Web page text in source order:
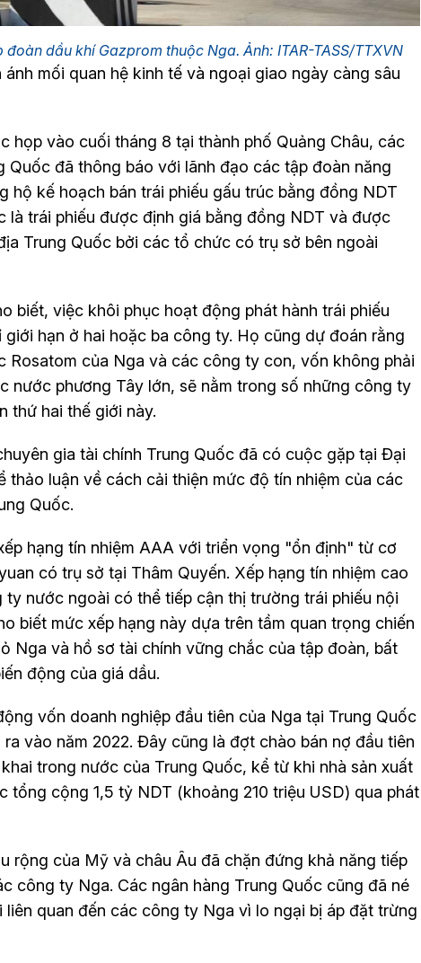
dầu khí Gazprom thuộc Nga. Ảnh: ITAR-TASS/TTXVN
mối quan hệ kinh tế và ngoại giao ngày càng sâu
họp vào cuối tháng 8 tại thành phố Quảng Châu, các
Quốc đã thông báo với lãnh đạo các tập đoàn năng
hộ kế hoạch bán trái phiếu gấu trúc bằng đồng NDT
là trái phiếu được định giá bằng đồng NDT và được
Trung Quốc bởi các tổ chức có trụ sở bên ngoài
biết, việc khôi phục hoạt động phát hành trái phiếu
hạn ở hai hoặc ba công ty. Họ cũng dự đoán rằng
Rosatom của Nga và các công ty con, vốn không phải
nước phương Tây lớn, sẽ nằm trong số những công ty
thứ hai thế giới này.
gia tài chính Trung Quốc đã có cuộc gặp tại Đại
thảo luận về cách cải thiện mức độ tín nhiệm của các
Quốc.
hạng tín nhiệm AAA với triển vọng "ổn định" từ cơ
có trụ sở tại Thâm Quyến. Xếp hạng tín nhiệm cao
nước ngoài có thể tiếp cận thị trường trái phiếu nội
biết mức xếp hạng này dựa trên tầm quan trọng chiến
Nga và hồ sơ tài chính vững chắc của tập đoàn, bất
động của giá dầu.
vốn doanh nghiệp đầu tiên của Nga tại Trung Quốc
vào năm 2022. Đây cũng là đợt chào bán nợ đầu tiên
trong nước của Trung Quốc, kể từ khi nhà sản xuất
tổng cộng 1,5 tỷ NDT (khoảng 210 triệu USD) qua phát
rộng của Mỹ và châu Âu đã chặn đứng khả năng tiếp
công ty Nga. Các ngân hàng Trung Quốc cũng đã né
quan đến các công ty Nga vì lo ngại bị áp đặt trừng